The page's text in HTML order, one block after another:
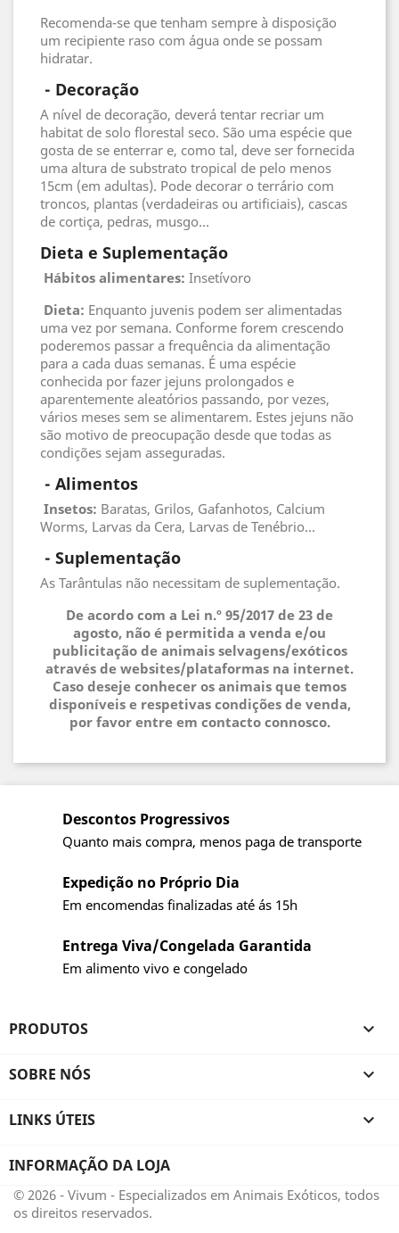
Recomenda-se que tenham sempre à disposição
um recipiente raso com água onde se possam
hidratar.
- Decoração
A nível de decoração, deverá tentar recriar um
habitat de solo florestal seco. São uma espécie que
gosta de se enterrar e, como tal, deve ser fornecida
uma altura de substrato tropical de pelo menos
15cm (em adultas). Pode decorar o terrário com
troncos, plantas (verdadeiras ou artificiais), cascas
de cortiça, pedras, musgo...
Dieta e Suplementação
Hábitos alimentares: Insetívoro
Dieta: Enquanto juvenis podem ser alimentadas
uma vez por semana. Conforme forem crescendo
poderemos passar a frequência da alimentação
para a cada duas semanas. É uma espécie
conhecida por fazer jejuns prolongados e
aparentemente aleatórios passando, por vezes,
vários meses sem se alimentarem. Estes jejuns não
são motivo de preocupação desde que todas as
condições sejam asseguradas.
- Alimentos
Insetos: Baratas, Grilos, Gafanhotos, Calcium
Worms, Larvas da Cera, Larvas de Tenébrio...
- Suplementação
As Tarântulas não necessitam de suplementação.
De acordo com a Lei n.º 95/2017 de 23 de
agosto, não é permitida a venda e/ou
publicitação de animais selvagens/exóticos
através de websites/plataformas na internet.
Caso deseje conhecer os animais que temos
disponíveis e respetivas condições de venda,
por favor entre em contacto connosco.
Descontos Progressivos
Quanto mais compra, menos paga de transporte
Expedição no Próprio Dia
Em encomendas finalizadas até ás 15h
Entrega Viva/Congelada Garantida
Em alimento vivo e congelado
PRODUTOS 
SOBRE NÓS 
LINKS ÚTEIS 
INFORMAÇÃO DA LOJA
© 2026 - Vivum - Especializados em Animais Exóticos, todos
os direitos reservados.